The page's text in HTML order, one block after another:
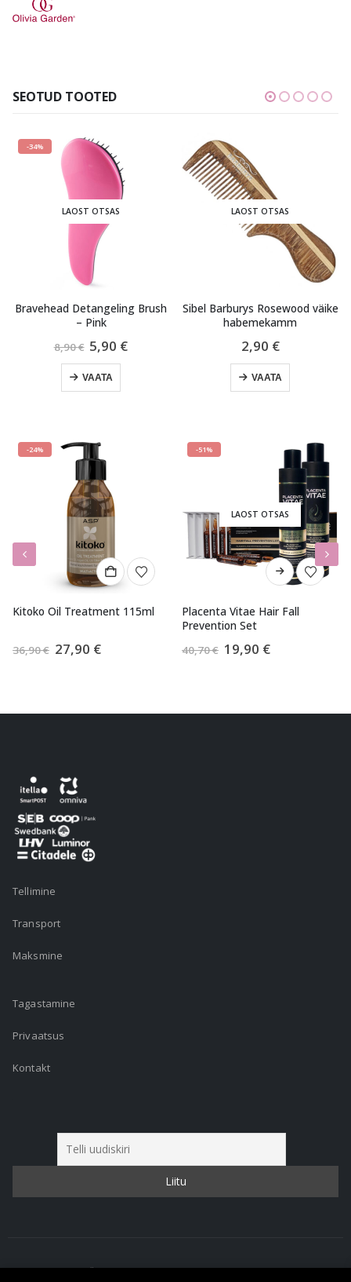
SEOTUD TOOTED
-34%
LAOST OTSAS
Bravehead Detangeling Brush
– Pink
8,90€ Algne
hind
oli:
8,90 €.
5,90 €Praegune
VAATA
LAOST OTSAS
Sibel Barburys Rosewood väike
habemekamm
2,90 €
VAATA
-24%
Kitoko Oil Treatment 115ml
36,90€ Algne
hind
27,90 €Praegune
-51%
LAOST OTSAS
Placenta Vitae Hair Fall
Prevention Set
40,70€ Algne
hind
19,90 €Praegune
Tellimine
Transport
Maksmine
Tagastamine
Privaatsus
Kontakt